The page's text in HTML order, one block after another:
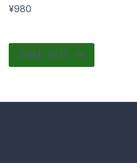
¥980
SOLD OUT